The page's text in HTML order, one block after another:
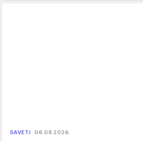
SAVETI 06.08.2026.